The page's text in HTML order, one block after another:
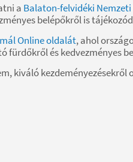
a Balaton-felvidéki Nemzeti
belépőkről is
Online oldalát, ahol
és kedvezményes
kiváló